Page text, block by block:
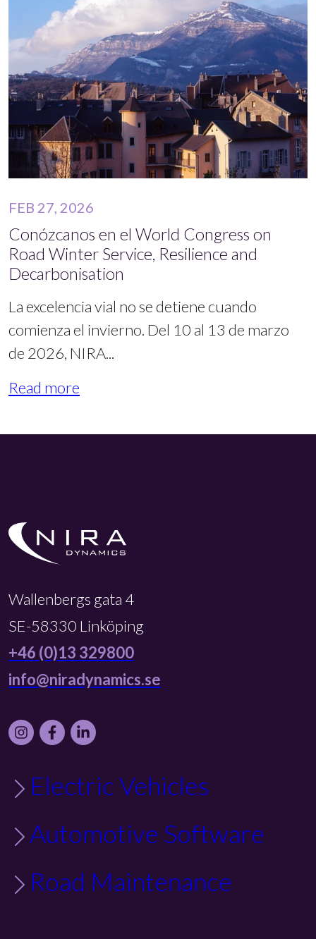
FEB 27, 2026
Conózcanos en el World Congress on
Road Winter Service, Resilience and
Decarbonisation
La excelencia vial no se detiene cuando
comienza el invierno. Del 10 al 13 de marzo
de 2026, NIRA...
Read more
Wallenbergs gata 4
SE-58330 Linköping
+46 (0)13 329800
info@niradynamics.se
Instagram
FacebookLinkedIn
Electric Vehicles
Automotive Software
Road Maintenance